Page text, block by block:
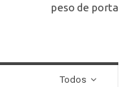
peso de porta
Todos